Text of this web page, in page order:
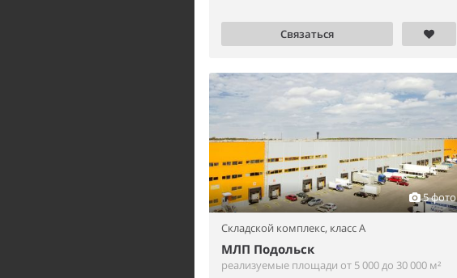
Связаться
5 фото
Складской комплекс, класс A
МЛП Подольск
реализуемые площади от 5 000 до 30 000 м²